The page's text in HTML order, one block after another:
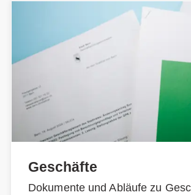
Geschäfte
Dokumente und Abläufe zu